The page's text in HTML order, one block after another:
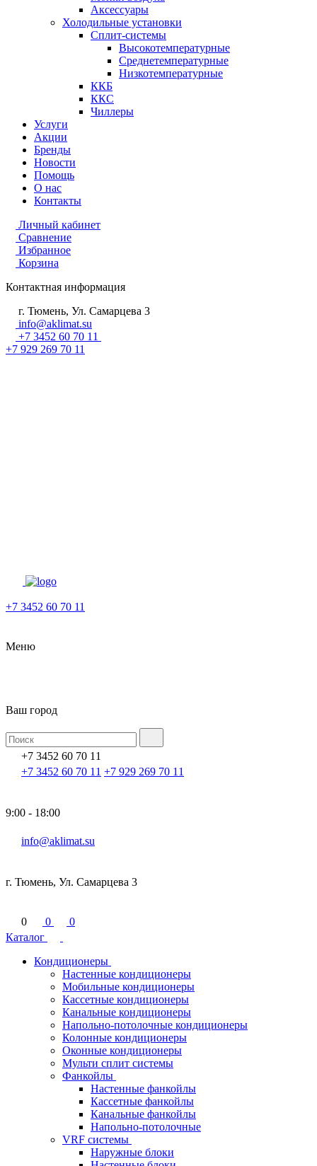
Аксессуары
Холодильные установки
Сплит-системы
Высокотемпературные
Среднетемпературные
Низкотемпературные
ККБ
ККС
Чиллеры
Услуги
Акции
Бренды
Новости
Помощь
О нас
Контакты
Личный кабинет
Сравнение
Избранное
Корзина
Контактная информация
г. Тюмень, Ул. Самарцева 3
info@aklimat.su
+7 3452 60 70 11
+7 929 269 70 11
+7 3452 60 70 11
Меню
Ваш город
+7 3452 60 70 11
+7 3452 60 70 11 +7 929 269 70 11
9:00 - 18:00
info@aklimat.su
г. Тюмень, Ул. Самарцева 3
0 0
0
Каталог
Кондиционеры
Настенные кондиционеры
Мобильные кондиционеры
Кассетные кондиционеры
Канальные кондиционеры
Напольно-потолочные кондиционеры
Колонные кондиционеры
Оконные кондиционеры
Мульти сплит системы
Фанкойлы
Настенные фанкойлы
Кассетные фанкойлы
Канальные фанкойлы
Напольно-потолочные
VRF системы
Наружные блоки